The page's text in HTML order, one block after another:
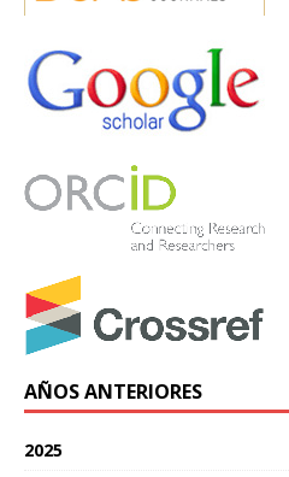
AÑOS ANTERIORES
2025